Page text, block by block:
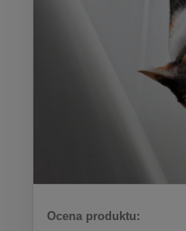
Ocena produktu: